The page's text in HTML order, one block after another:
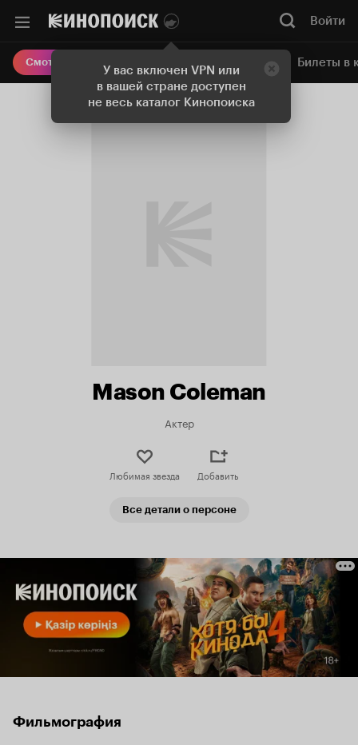
У вас включен VPN или
в вашей стране доступен
не весь каталог Кинопоиска
Войти
Смотреть кино Онлайн-кинотеатр Билеты в
Mason Coleman
Актер
Любимая звезда Добавить
Все детали о персоне
Фильмография